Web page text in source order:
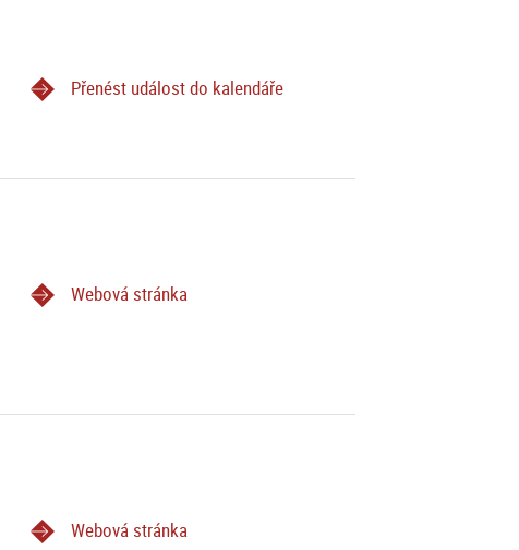
Přenést událost do kalendáře
Webová stránka
Webová stránka